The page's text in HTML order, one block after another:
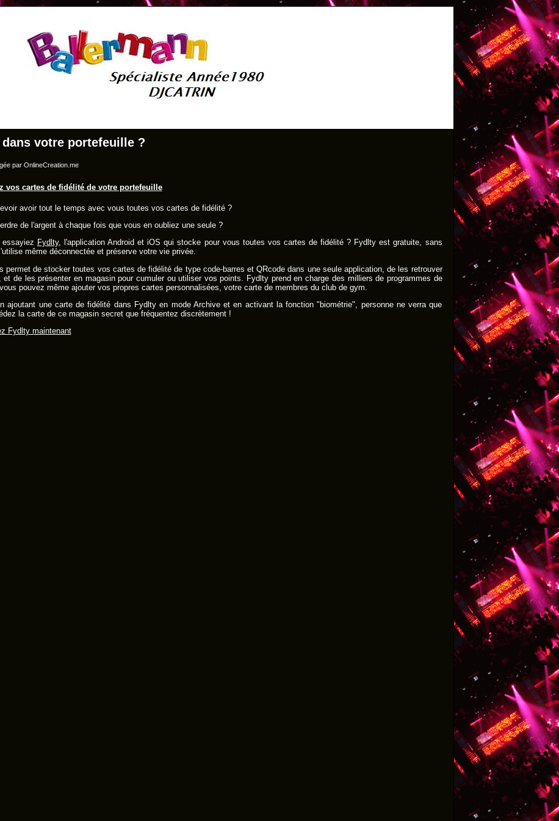
dans votre portefeuille ?
par OnlineCreation.me
vos cartes de fidélité de votre portefeuille
avoir tout le temps avec vous toutes vos cartes de fidélité ?
de l'argent à chaque fois que vous en oubliez une seule ?
Fydlty, l'application Android et iOS qui stocke pour vous toutes vos cartes de fidélité ? Fydlty est gratuite, sans
même déconnectée et préserve votre vie privée.
permet de stocker toutes vos cartes de fidélité de type code-barres et QRcode dans une seule application, de les retrouver
et de les présenter en magasin pour cumuler ou utiliser vos points. Fydlty prend en charge des milliers de programmes de
pouvez même ajouter vos propres cartes personnalisées, votre carte de membres du club de gym.
ajoutant une carte de fidélité dans Fydlty en mode Archive et en activant la fonction "biométrie", personne ne verra que
la carte de ce magasin secret que fréquentez discrètement !
Fydlty maintenant